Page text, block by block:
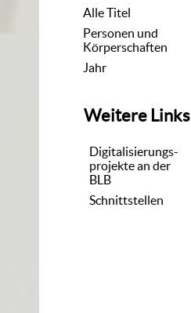
Alle Titel
Personen und
Körperschaften
Jahr
Weitere Links
Digitalisierungs-
projekte an der
BLB
Schnittstellen